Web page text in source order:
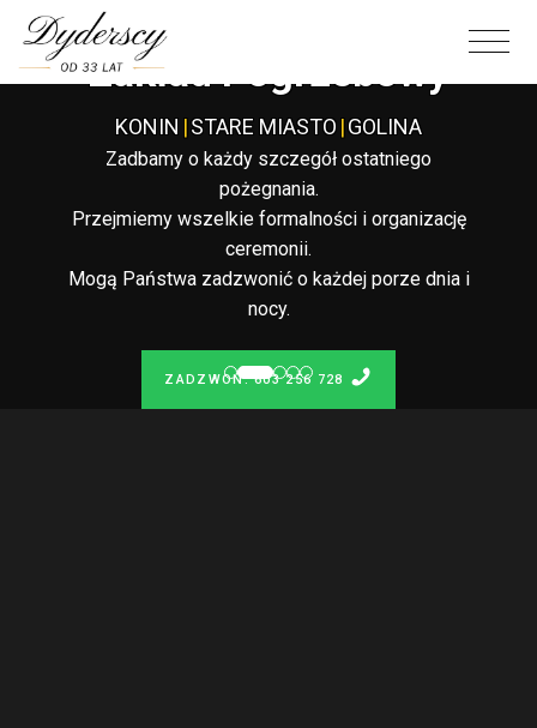
Całodobowy
Zakład Pogrzebowy
KONIN |STARE MIASTO |GOLINA
Zadbamy o każdy szczegół ostatniego
pożegnania.
Przejmiemy wszelkie formalności i organizację
ceremonii.
Mogą Państwa zadzwonić o każdej porze dnia i
nocy.
ZADZWOŃ: 603 256 728